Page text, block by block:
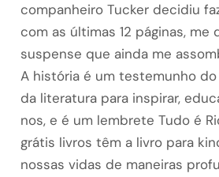
companheiro Tucker decidiu
com as últimas 12 páginas, me
suspense que ainda me
A história é um testemunho
da literatura para inspirar,
nos, e é um lembrete Tudo é
grátis livros têm a livro para
nossas vidas de maneiras